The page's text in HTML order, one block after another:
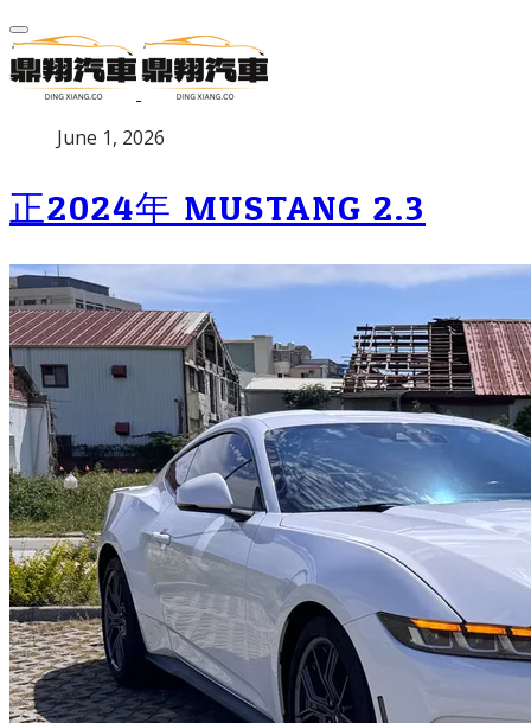
b
l
s
h
e
d
o
n
June 1, 2026
正2024年 MUSTANG 2.3